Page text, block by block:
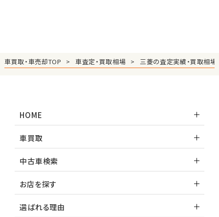
車買取・車売却TOP 車査定・買取相場 三菱の査定実績・買取相場
HOME
車買取
中古車検索
お店を探す
選ばれる理由